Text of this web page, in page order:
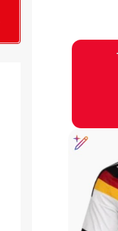
&
&
Tabelle
Tabelle